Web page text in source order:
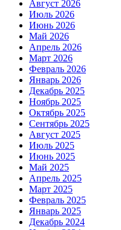
Август 2026
Июль 2026
Июнь 2026
Май 2026
Апрель 2026
Март 2026
Февраль 2026
Январь 2026
Декабрь 2025
Ноябрь 2025
Октябрь 2025
Сентябрь 2025
Август 2025
Июль 2025
Июнь 2025
Май 2025
Апрель 2025
Март 2025
Февраль 2025
Январь 2025
Декабрь 2024